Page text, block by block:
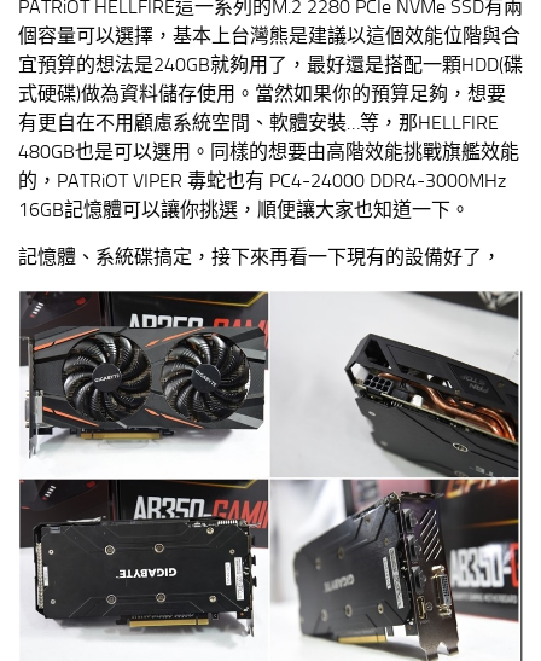
PATRiOT HELLFIRE這一系列的M.2 2280 PCIe NVMe SSD有兩
個容量可以選擇，基本上台灣熊是建議以這個效能位階與合
宜預算的想法是240GB就夠用了，最好還是搭配一顆HDD(碟
式硬碟)做為資料儲存使用。當然如果你的預算足夠，想要
有更自在不用顧慮系統空間、軟體安裝…等，那HELLFIRE
480GB也是可以選用。同樣的想要由高階效能挑戰旗艦效能
的，PATRiOT VIPER 毒蛇也有 PC4-24000 DDR4-3000MHz
16GB記憶體可以讓你挑選，順便讓大家也知道一下。
記憶體、系統碟搞定，接下來再看一下現有的設備好了，